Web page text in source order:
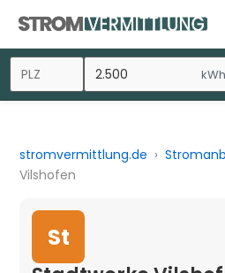
kWh
stromvermittlung.de ›
Vilshofen
St